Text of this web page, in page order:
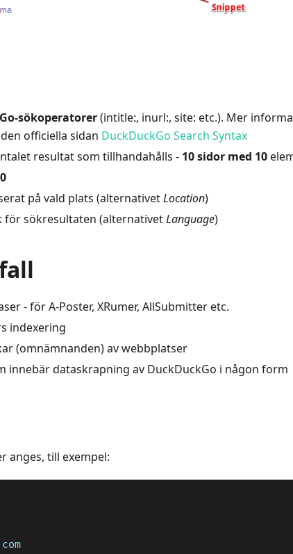
sökoperatorer(intitle:, inurl:, site: etc.). Mer
officiella sidan DuckDuckGo Search Syntax
resultat som tillhandahålls - 10 sidor med 10
på vald plats (alternativetLocation)
för sökresultaten (alternativetLanguage)
- för A-Poster, XRumer, AllSubmitter etc.
indexering
(omnämnanden) av webbplatser
innebär dataskrapning av DuckDuckGo i någon form
anges, till exempel: